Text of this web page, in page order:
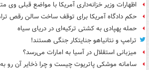
اظهارات وزیر خزانه‌داری آمریکا با مواضع قبلی
حکم دادگاه آمریکا برای توقف ساخت سالن رقص
حمله پهپادی به کشتی ترکیه‌ای در دریای سیاه
ترامپ و نتانیاهو جنایتکار جنگی هستند!
میزبانی استقلال در آسیا به امارات می‌رسد؟
سامانه موشکی پاتریوت چیست و چرا ذخایر آن رو